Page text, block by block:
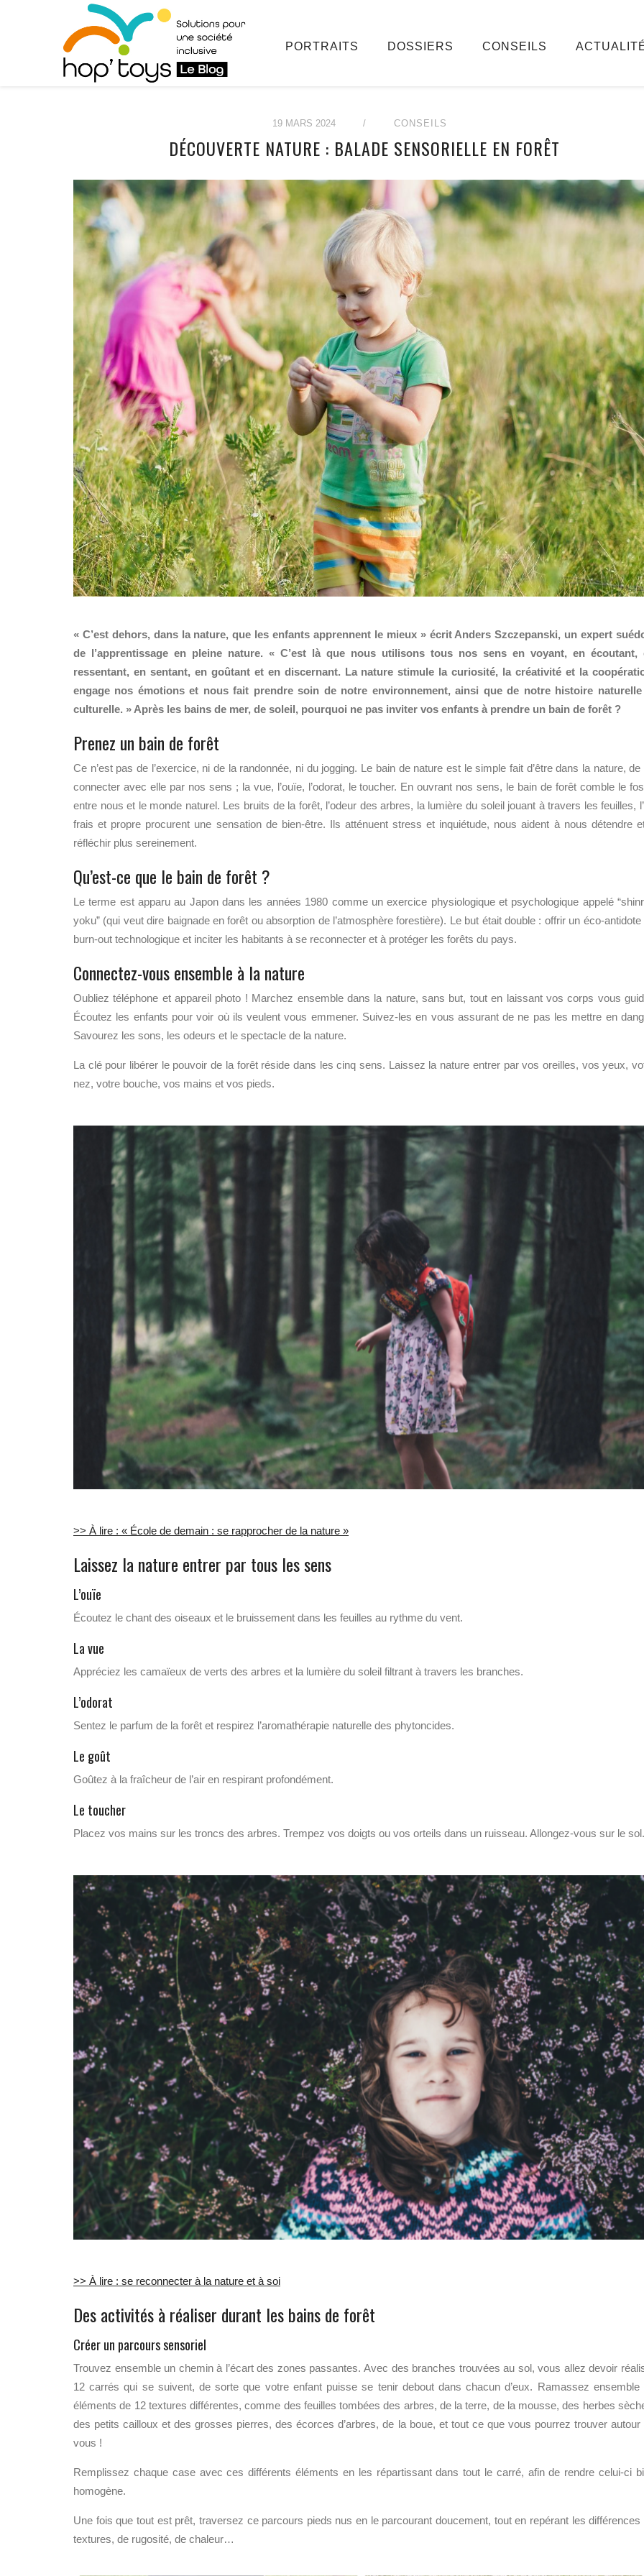
PORTRAITS DOSSIERS CONSEILS
19 MARS 2024 / CONSEILS
DÉCOUVERTE NATURE : BALADE SENSORIELLE EN FORÊT
« C’est dehors, dans la nature, que les enfants apprennent le mieux » écrit Anders Szczepanski, un expert
de l’apprentissage en pleine nature. « C’est là que nous utilisons tous nos sens en voyant, en écoutant,
ressentant, en sentant, en goûtant et en discernant. La nature stimule la curiosité, la créativité et la
engage nos émotions et nous fait prendre soin de notre environnement, ainsi que de notre histoire
culturelle. » Après les bains de mer, de soleil, pourquoi ne pas inviter vos enfants à prendre un bain de forêt ?
Prenez un bain de forêt
Ce n’est pas de l’exercice, ni de la randonnée, ni du jogging. Le bain de nature est le simple fait d’être dans la nature, de
connecter avec elle par nos sens ; la vue, l’ouïe, l’odorat, le toucher. En ouvrant nos sens, le bain de forêt comble le
entre nous et le monde naturel. Les bruits de la forêt, l’odeur des arbres, la lumière du soleil jouant à travers les feuilles,
frais et propre procurent une sensation de bien-être. Ils atténuent stress et inquiétude, nous aident à nous détendre
réfléchir plus sereinement.
Qu’est-ce que le bain de forêt ?
Le terme est apparu au Japon dans les années 1980 comme un exercice physiologique et psychologique appelé
yoku” (qui veut dire baignade en forêt ou absorption de l’atmosphère forestière). Le but était double : offrir un éco-antidote
burn-out technologique et inciter les habitants à se reconnecter et à protéger les forêts du pays.
Connectez-vous ensemble à la nature
Oubliez téléphone et appareil photo ! Marchez ensemble dans la nature, sans but, tout en laissant vos corps vous
Écoutez les enfants pour voir où ils veulent vous emmener. Suivez-les en vous assurant de ne pas les mettre en
Savourez les sons, les odeurs et le spectacle de la nature.
La clé pour libérer le pouvoir de la forêt réside dans les cinq sens. Laissez la nature entrer par vos oreilles, vos yeux,
nez, votre bouche, vos mains et vos pieds.
>> À lire : « École de demain : se rapprocher de la nature »
Laissez la nature entrer par tous les sens
L’ouïe
Écoutez le chant des oiseaux et le bruissement dans les feuilles au rythme du vent.
La vue
Appréciez les camaïeux de verts des arbres et la lumière du soleil filtrant à travers les branches.
L’odorat
Sentez le parfum de la forêt et respirez l’aromathérapie naturelle des phytoncides.
Le goût
Goûtez à la fraîcheur de l’air en respirant profondément.
Le toucher
Placez vos mains sur les troncs des arbres. Trempez vos doigts ou vos orteils dans un ruisseau. Allongez-vous sur le sol.
>> À lire : se reconnecter à la nature et à soi
Des activités à réaliser durant les bains de forêt
Créer un parcours sensoriel
Trouvez ensemble un chemin à l’écart des zones passantes. Avec des branches trouvées au sol, vous allez devoir
12 carrés qui se suivent, de sorte que votre enfant puisse se tenir debout dans chacun d’eux. Ramassez ensemble
éléments de 12 textures différentes, comme des feuilles tombées des arbres, de la terre, de la mousse, des herbes
des petits cailloux et des grosses pierres, des écorces d’arbres, de la boue, et tout ce que vous pourrez trouver autour
vous !
Remplissez chaque case avec ces différents éléments en les répartissant dans tout le carré, afin de rendre celui-ci
homogène.
Une fois que tout est prêt, traversez ce parcours pieds nus en le parcourant doucement, tout en repérant les différences
textures, de rugosité, de chaleur…